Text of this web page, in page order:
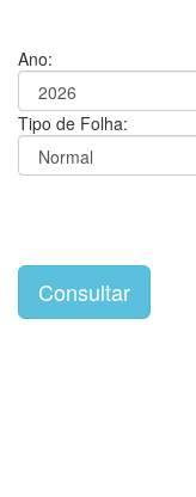
Ano:
Tipo de Folha: